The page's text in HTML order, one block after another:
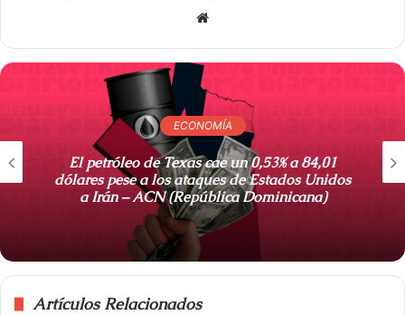
t
o
w
b
ECONOMÍA
El petróleo de Texas cae un 0,53% a 84,01
dólares pese a los ataques de Estados Unidos
a Irán – ACN (República Dominicana)
Artículos Relacionados